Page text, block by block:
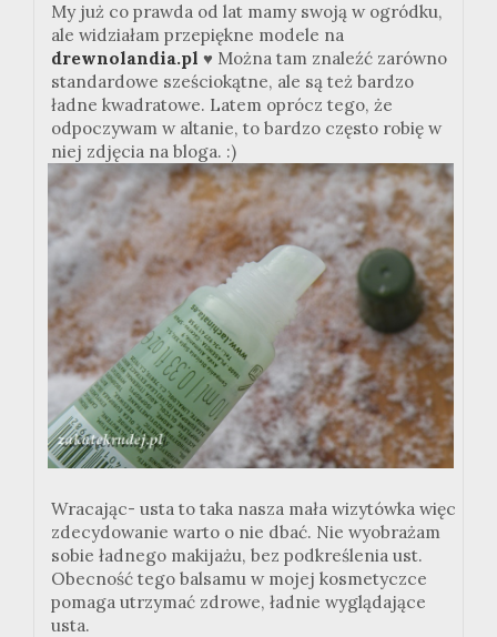
My już co prawda od lat mamy swoją w ogródku,
ale widziałam przepiękne modele na
drewnolandia.pl ♥ Można tam znaleźć zarówno
standardowe sześciokątne, ale są też bardzo
ładne kwadratowe. Latem oprócz tego, że
odpoczywam w altanie, to bardzo często robię w
niej zdjęcia na bloga. :)
Wracając- usta to taka nasza mała wizytówka więc
zdecydowanie warto o nie dbać. Nie wyobrażam
sobie ładnego makijażu, bez podkreślenia ust.
Obecność tego balsamu w mojej kosmetyczce
pomaga utrzymać zdrowe, ładnie wyglądające
usta.